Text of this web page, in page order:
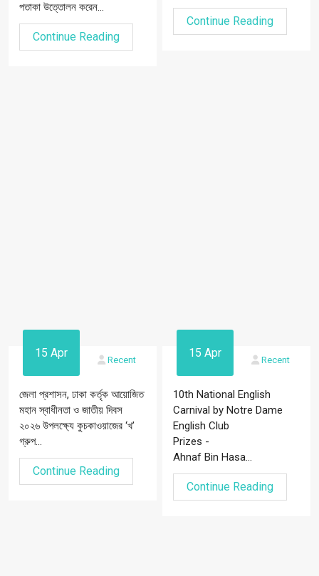
পতাকা উত্তোলন করেন...
Continue Reading
Continue Reading
15 Apr
Recent
জেলা প্রশাসন, ঢাকা কর্তৃক আয়োজিত
মহান স্বাধীনতা ও জাতীয় দিবস
২০২৬ উপলক্ষ্যে কুচকাওয়াজের ‘খ’
গ্রুপ...
Continue Reading
15 Apr
Recent
10th National English
Carnival by Notre Dame
English Club
Prizes -
Ahnaf Bin Hasa...
Continue Reading